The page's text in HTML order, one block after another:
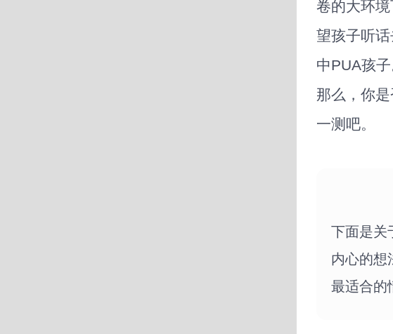
卷的大环
望孩子听
中PUA孩子
那么，你
一测吧。
下面是关
内心的想
最适合的